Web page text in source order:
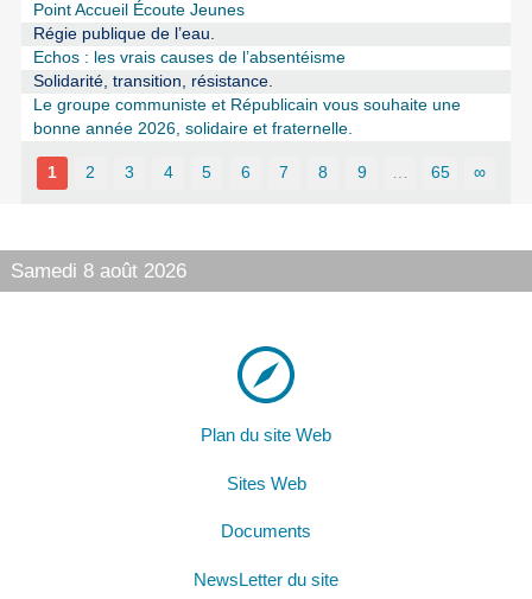
Point Accueil Écoute Jeunes
Régie publique de l’eau.
Echos : les vrais causes de l’absentéisme
Solidarité, transition, résistance.
Le groupe communiste et Républicain vous souhaite une
bonne année 2026, solidaire et fraternelle.
1 2 3 4 5 6 7 8 9 65 ∞
Samedi 8 août 2026
Plan du site Web
Sites Web
Documents
NewsLetter du site